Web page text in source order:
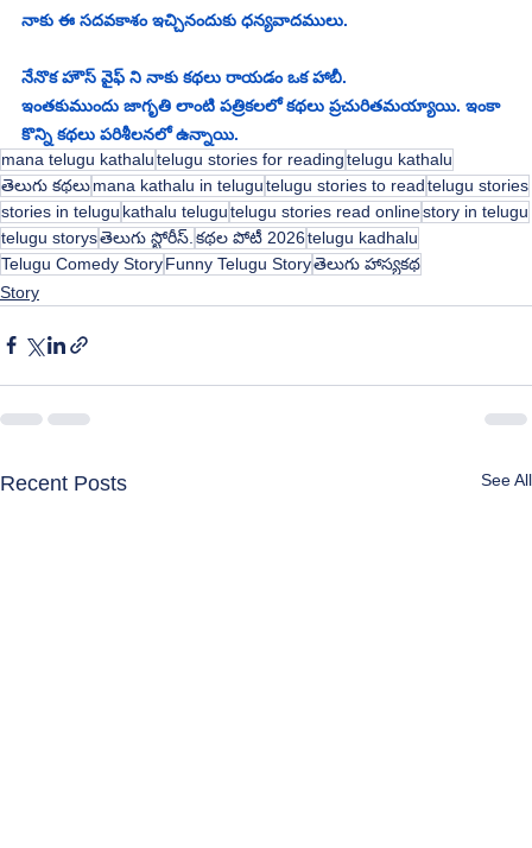
నాకు ఈ సదవకాశం ఇచ్చినందుకు ధన్యవాదములు.
నేనొక హౌస్ వైఫ్ ని నాకు కథలు రాయడం ఒక హాబీ.
ఇంతకుముందు జాగృతి లాంటి పత్రికలలో కథలు ప్రచురితమయ్యాయి. ఇంకా
కొన్ని కథలు పరిశీలనలో ఉన్నాయి.
mana telugu kathalutelugu stories for readingtelugu kathalu
తెలుగు కథలుmana kathalu in telugutelugu stories to readtelugu stories
stories in telugu kathalu telugutelugu stories read onlinestory in telugu
telugu storysతెలుగు స్టోరీస్. కథల పోటీ 2026telugu kadhalu
Telugu Comedy StoryFunny Telugu Storyతెలుగు హాస్యకథ
Story
Recent Posts See All